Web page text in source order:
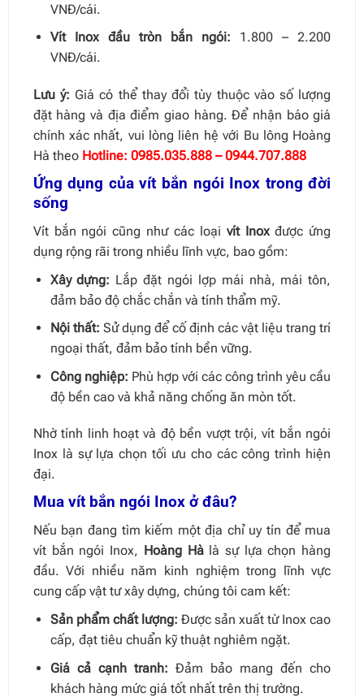
VNĐ/cái.
Vít Inox đầu tròn bắn ngói: 1.800 – 2.200
VNĐ/cái.
Lưu ý: Giá có thể thay đổi tùy thuộc vào số lượng
đặt hàng và địa điểm giao hàng. Để nhận báo giá
chính xác nhất, vui lòng liên hệ với Bu lông Hoàng
Hà theo Hotline: 0985.035.888 – 0944.707.888
Ứng dụng của vít bắn ngói Inox trong đời
sống
Vít bắn ngói cũng như các loại vít Inox được ứng
dụng rộng rãi trong nhiều lĩnh vực, bao gồm:
Xây dựng: Lắp đặt ngói lợp mái nhà, mái tôn,
đảm bảo độ chắc chắn và tính thẩm mỹ.
Nội thất: Sử dụng để cố định các vật liệu trang trí
ngoại thất, đảm bảo tính bền vững.
Công nghiệp: Phù hợp với các công trình yêu cầu
độ bền cao và khả năng chống ăn mòn tốt.
Nhờ tính linh hoạt và độ bền vượt trội, vít bắn ngói
Inox là sự lựa chọn tối ưu cho các công trình hiện
đại.
Mua vít bắn ngói Inox ở đâu?
Nếu bạn đang tìm kiếm một địa chỉ uy tín để mua
vít bắn ngói Inox, Hoàng Hàlà sự lựa chọn hàng
đầu. Với nhiều năm kinh nghiệm trong lĩnh vực
cung cấp vật tư xây dựng, chúng tôi cam kết:
Sản phẩm chất lượng: Được sản xuất từ Inox cao
cấp, đạt tiêu chuẩn kỹ thuật nghiêm ngặt.
Giá cả cạnh tranh: Đảm bảo mang đến cho
khách hàng mức giá tốt nhất trên thị trường.